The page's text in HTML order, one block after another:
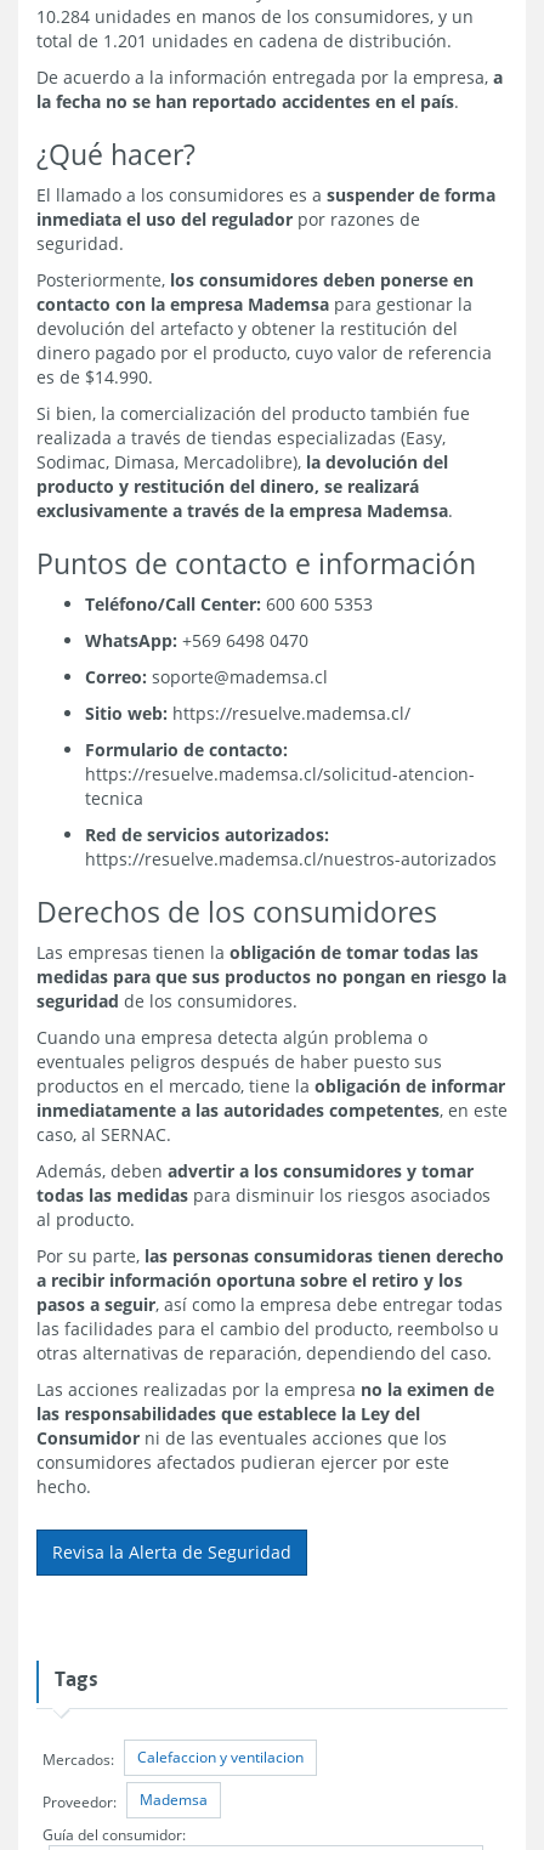
10.284 unidades en manos de los consumidores, y un
total de 1.201 unidades en cadena de distribución.
De acuerdo a la información entregada por la empresa, a
la fecha no se han reportado accidentes en el país.
¿Qué hacer?
El llamado a los consumidores es a suspender de forma
inmediata el uso del regulador por razones de
seguridad.
Posteriormente, los consumidores deben ponerse en
contacto con la empresa Mademsa para gestionar la
devolución del artefacto y obtener la restitución del
dinero pagado por el producto, cuyo valor de referencia
es de $14.990.
Si bien, la comercialización del producto también fue
realizada a través de tiendas especializadas (Easy,
Sodimac, Dimasa, Mercadolibre), la devolución del
producto y restitución del dinero, se realizará
exclusivamente a través de la empresa Mademsa.
Puntos de contacto e información
Teléfono/Call Center: 600 600 5353
WhatsApp: +569 6498 0470
Correo: soporte@mademsa.cl
Sitio web: https://resuelve.mademsa.cl/
Formulario de contacto:
https://resuelve.mademsa.cl/solicitud-atencion-
tecnica
Red de servicios autorizados:
https://resuelve.mademsa.cl/nuestros-autorizados
Derechos de los consumidores
Las empresas tienen la obligación de tomar todas las
medidas para que sus productos no pongan en riesgo la
seguridad de los consumidores.
Cuando una empresa detecta algún problema o
eventuales peligros después de haber puesto sus
productos en el mercado, tiene la obligación de informar
inmediatamente a las autoridades competentes, en este
caso, al SERNAC.
Además, deben advertir a los consumidores y tomar
todas las medidas para disminuir los riesgos asociados
al producto.
Por su parte, las personas consumidoras tienen derecho
a recibir información oportuna sobre el retiro y los
pasos a seguir, así como la empresa debe entregar todas
las facilidades para el cambio del producto, reembolso u
otras alternativas de reparación, dependiendo del caso.
Las acciones realizadas por la empresa no la eximen de
las responsabilidades que establece la Ley del
Consumidor ni de las eventuales acciones que los
consumidores afectados pudieran ejercer por este
hecho.
Revisa la Alerta de Seguridad
Tags
Mercados: Calefaccion y ventilacion
Proveedor: Mademsa
Guía del consumidor: